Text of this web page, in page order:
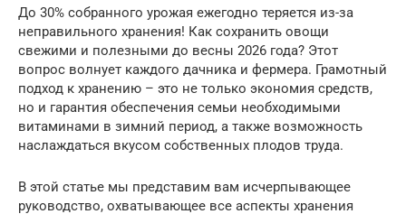
До 30% собранного урожая ежегодно теряется из-за
неправильного хранения! Как сохранить овощи
свежими и полезными до весны 2026 года? Этот
вопрос волнует каждого дачника и фермера. Грамотный
подход к хранению – это не только экономия средств,
но и гарантия обеспечения семьи необходимыми
витаминами в зимний период, а также возможность
наслаждаться вкусом собственных плодов труда.
В этой статье мы представим вам исчерпывающее
руководство, охватывающее все аспекты хранения